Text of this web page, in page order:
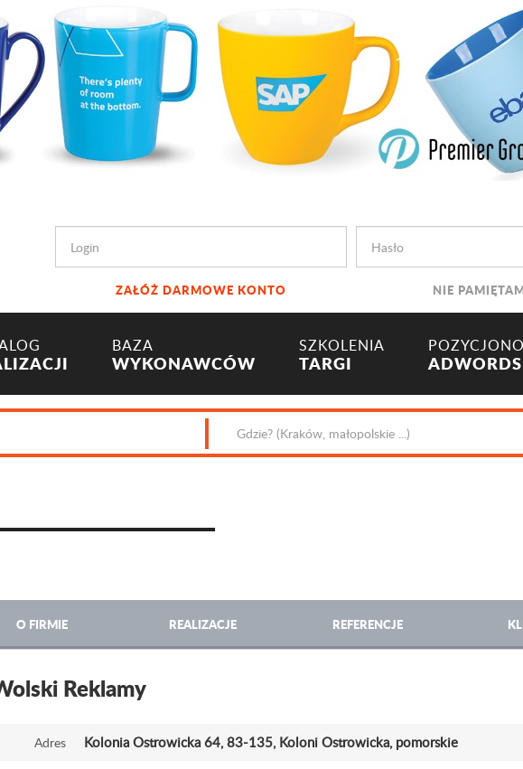
ZAŁÓŻ DARMOWE KONTO NIE
BAZA
WYKONAWCÓW
SZKOLENIA
TARGI ADWORDS
O FIRMIE REALIZACJE REFERENCJE
Reklamy
Adres Kolonia Ostrowicka 64, 83-135, Koloni Ostrowicka, pomorskie